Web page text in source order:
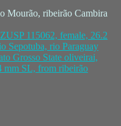
Mourão, ribeirão Cambira